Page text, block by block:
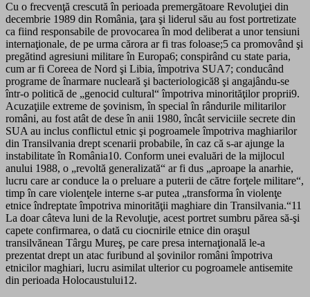
Cu o frecvenţă crescută în perioada premergătoare Revoluţiei din
decembrie 1989 din România, ţara şi liderul său au fost portretizate
ca fiind responsabile de provocarea în mod deliberat a unor tensiuni
internaţionale, de pe urma cărora ar fi tras foloase;5 ca promovând şi
pregătind agresiuni militare în Europa6; conspirând cu state paria,
cum ar fi Coreea de Nord şi Libia, împotriva SUA7; conducând
programe de înarmare nucleară şi bacteriologică8 şi angajându-se
într-o politică de „genocid cultural“ împotriva minorităţilor proprii9.
Acuzaţiile extreme de şovinism, în special în rândurile militarilor
români, au fost atât de dese în anii 1980, încât serviciile secrete din
SUA au inclus conflictul etnic şi pogroamele împotriva maghiarilor
din Transilvania drept scenarii probabile, în caz că s-ar ajunge la
instabilitate în România10. Conform unei evaluări de la mijlocul
anului 1988, o „revoltă generalizată“ ar fi dus „aproape la anarhie,
lucru care ar conduce la o preluare a puterii de către forţele militare“,
timp în care violenţele interne s-ar putea „transforma în violenţe
etnice îndreptate împotriva minorităţii maghiare din Transilvania.“11
La doar câteva luni de la Revoluţie, acest portret sumbru părea să-şi
capete confirmarea, o dată cu ciocnirile etnice din oraşul
transilvănean Târgu Mureş, pe care presa internaţională le-a
prezentat drept un atac furibund al şovinilor români împotriva
etnicilor maghiari, lucru asimilat ulterior cu pogroamele antisemite
din perioada Holocaustului12.